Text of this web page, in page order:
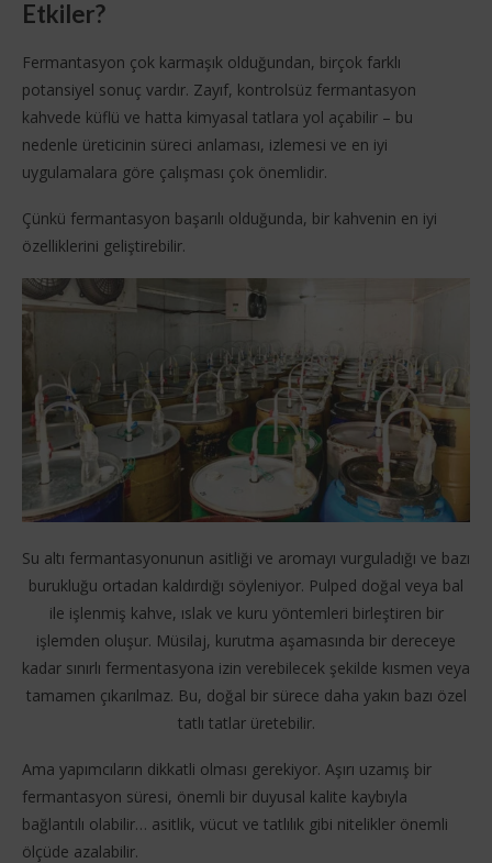
Etkiler?
Fermantasyon çok karmaşık olduğundan, birçok farklı
potansiyel sonuç vardır. Zayıf, kontrolsüz fermantasyon
kahvede küflü ve hatta kimyasal tatlara yol açabilir – bu
nedenle üreticinin süreci anlaması, izlemesi ve en iyi
uygulamalara göre çalışması çok önemlidir.
Çünkü fermantasyon başarılı olduğunda, bir kahvenin en iyi
özelliklerini geliştirebilir.
Su altı fermantasyonunun asitliği ve aromayı vurguladığı ve bazı
burukluğu ortadan kaldırdığı söyleniyor. Pulped doğal veya bal
ile işlenmiş kahve, ıslak ve kuru yöntemleri birleştiren bir
işlemden oluşur. Müsilaj, kurutma aşamasında bir dereceye
kadar sınırlı fermentasyona izin verebilecek şekilde kısmen veya
tamamen çıkarılmaz. Bu, doğal bir sürece daha yakın bazı özel
tatlı tatlar üretebilir.
Ama yapımcıların dikkatli olması gerekiyor. Aşırı uzamış bir
fermantasyon süresi, önemli bir duyusal kalite kaybıyla
bağlantılı olabilir… asitlik, vücut ve tatlılık gibi nitelikler önemli
ölçüde azalabilir.